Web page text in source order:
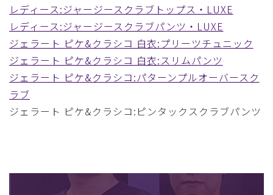
レディース:ジャージースクラブトップス・LUXE
レディース:ジャージースクラブパンツ・LUXE
ジェラート ピケ&クラシコ 白衣:プリーツチュニック
ジェラート ピケ&クラシコ 白衣:スリムパンツ
ジェラート ピケ&クラシコ:パターンプルオーバースク
ラブ
ジェラート ピケ&クラシコ:ピンタックスクラブパンツ